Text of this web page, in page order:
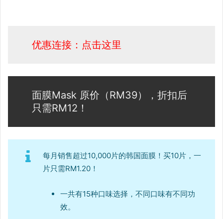
优惠连接：点击这里
面膜Mask 原价（RM39），折扣后
只需RM12！
每月销售超过10,000片的韩国面膜！买10片，一
片只需RM1.20！
一共有15种口味选择，不同口味有不同功
效。